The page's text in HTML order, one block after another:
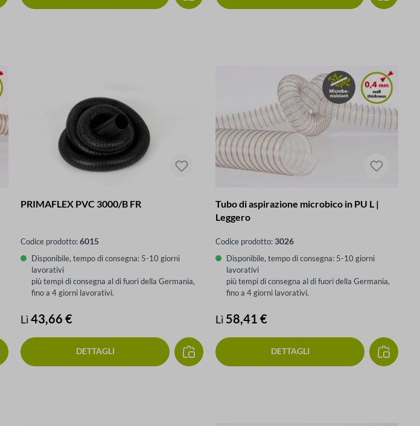
PRIMAFLEX PVC 3000/B FR
Codice prodotto:6015
Disponibile, tempo di consegna: 5-10 giorni
lavorativi
più tempi di consegna al di fuori della Germania,
fino a 4 giorni lavorativi.
Prezzo normale:
Lì43,66 €
DETTAGLI
Tubo di aspirazione microbico in PU L |
Leggero
Codice prodotto:3026
Disponibile, tempo di consegna: 5-10 giorni
lavorativi
più tempi di consegna al di fuori della Germania,
fino a 4 giorni lavorativi.
Prezzo normale:
Lì 58,41 €
DETTAGLI